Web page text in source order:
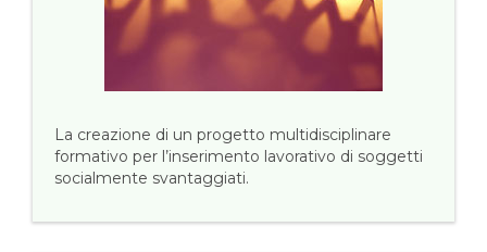
La creazione di un progetto multidisciplinare
formativo per l’inserimento lavorativo di soggetti
socialmente svantaggiati.